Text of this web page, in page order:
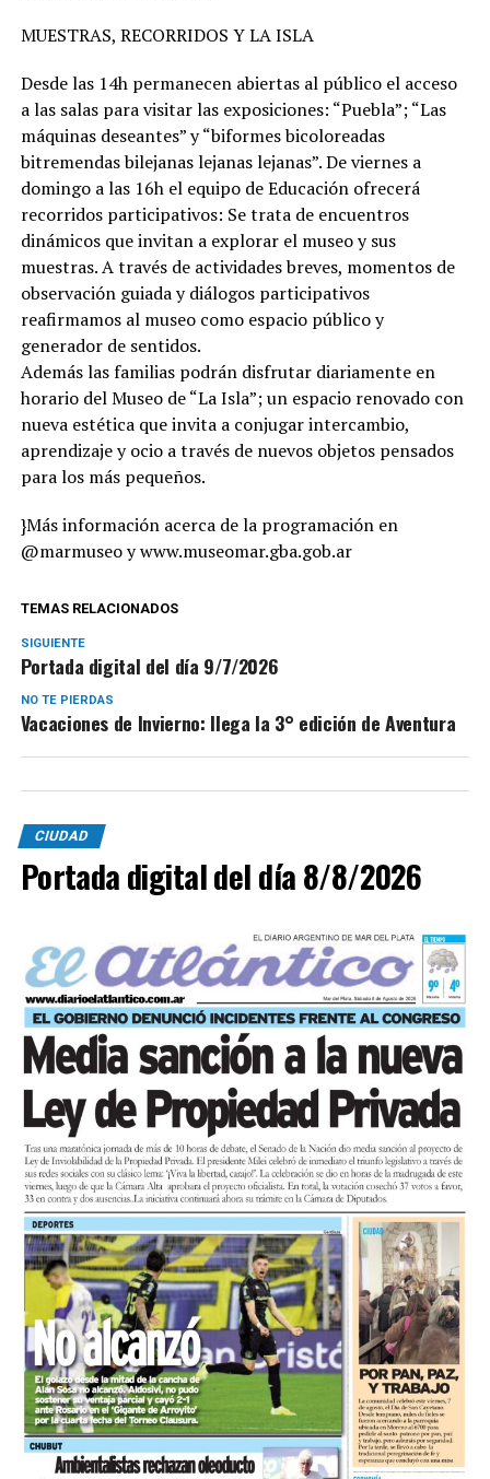
MUESTRAS, RECORRIDOS Y LA ISLA
Desde las 14h permanecen abiertas al público el acceso
a las salas para visitar las exposiciones: “Puebla”; “Las
máquinas deseantes” y “biformes bicoloreadas
bitremendas bilejanas lejanas lejanas”. De viernes a
domingo a las 16h el equipo de Educación ofrecerá
recorridos participativos: Se trata de encuentros
dinámicos que invitan a explorar el museo y sus
muestras. A través de actividades breves, momentos de
observación guiada y diálogos participativos
reafirmamos al museo como espacio público y
generador de sentidos.
Además las familias podrán disfrutar diariamente en
horario del Museo de “La Isla”; un espacio renovado con
nueva estética que invita a conjugar intercambio,
aprendizaje y ocio a través de nuevos objetos pensados
para los más pequeños.
}Más información acerca de la programación en
@marmuseo y www.museomar.gba.gob.ar
TEMAS RELACIONADOS
SIGUIENTE
Portada digital del día 9/7/2026
NO TE PIERDAS
Vacaciones de Invierno: llega la 3° edición de Aventura
CIUDAD
Portada digital del día 8/8/2026